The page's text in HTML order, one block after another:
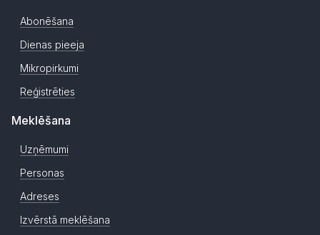
Abonēšana
Dienas pieeja
Mikropirkumi
Reģistrēties
Meklēšana
Uzņēmumi
Personas
Adreses
Izvērstā meklēšana